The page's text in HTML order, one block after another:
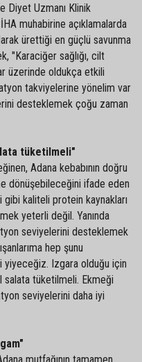
Diyet Uzmanı Klinik
muhabirine açıklamalarda
ürettiği en güçlü savunma
"Karaciğer sağlığı, cilt
üzerinde oldukça etkili
takviyelerine yönelim var
desteklemek çoğu zaman
tüketilmeli"
Adana kebabının doğru
dönüşebileceğini ifade eden
gibi kaliteli protein kaynakları
yeterli değil. Yanında
seviyelerini desteklemek
hep şunu
yiyeceğiz. Izgara olduğu için
salata tüketilmeli. Ekmeği
seviyelerini daha iyi
mutfağının tamamen